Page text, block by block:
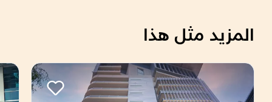
المزيد مثل هذا